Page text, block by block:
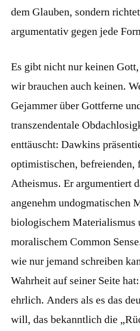
dem Glauben, sondern
argumentativ gegen jede
Es gibt nicht nur keinen
wir brauchen auch keinen.
Gejammer über Gottferne
transzendentale
enttäuscht: Dawkins
optimistischen, befreienden,
Atheismus. Er argumentiert
angenehm undogmatischen
biologischem Materialismus
moralischem Common
wie nur jemand schreiben
Wahrheit auf seiner Seite
ehrlich. Anders als es das
will, das bekanntlich die